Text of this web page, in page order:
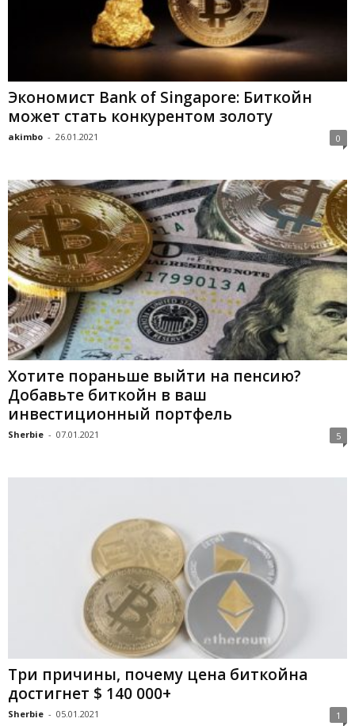
Экономист Bank of Singapore: Биткойн
может стать конкурентом золоту
akimbo - 26.01.2021 0
Хотите пораньше выйти на пенсию?
Добавьте биткойн в ваш
инвестиционный портфель
Sherbie - 07.01.2021 5
Три причины, почему цена биткойна
достигнет $ 140 000+
Sherbie - 05.01.2021 1